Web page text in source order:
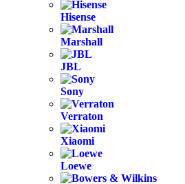
Hisense
Marshall
JBL
Sony
Verraton
Xiaomi
Loewe